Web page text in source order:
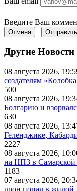
Введите Ваш
Отмена Отправить
Другие Новости
08 августа 2026,
создателям
500
08 августа 2026,
Болгарию и
630
08 августа 2026,
Геленджике,
2227
08 августа 2026,
на НПЗ в Самарской
1183
07 августа 2026,
дрон попал в жилой